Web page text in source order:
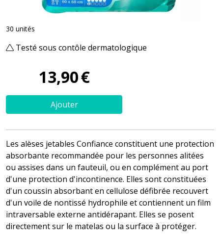
30 unités
Testé sous contôle dermatologique
13,90€
Ajouter
Les alèses jetables Confiance constituent une protection
absorbante recommandée pour les personnes alitées
ou assises dans un fauteuil, ou en complément au port
d'une protection d'incontinence. Elles sont constituées
d'un coussin absorbant en cellulose défibrée recouvert
d'un voile de nontissé hydrophile et contiennent un film
intraversable externe antidérapant. Elles se posent
directement sur le matelas ou la surface à protéger.